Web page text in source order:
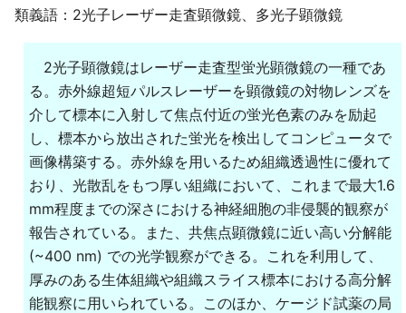
類義語：2光子レーザー走査顕微鏡、多光子顕微鏡
2光子顕微鏡はレーザー走査型蛍光顕微鏡の一種であ
る。赤外線超短パルスレーザーを顕微鏡の対物レンズを
介して標本に入射して焦点付近の蛍光色素のみを励起
し、標本から放出された蛍光を検出してコンピュータで
画像構築する。赤外線を用いるため組織透過性に優れて
おり、光散乱をもつ厚い組織において、これまで最大1.6
mm程度までの深さにおける神経細胞の非侵襲的観察が
報告されている。また、共焦点顕微鏡に近い高い分解能
(~400 nm) での光学観察ができる。これを利用して、
厚みのある生体組織や組織スライス標本における高分解
能観察に用いられている。このほか、ケージド試薬の局